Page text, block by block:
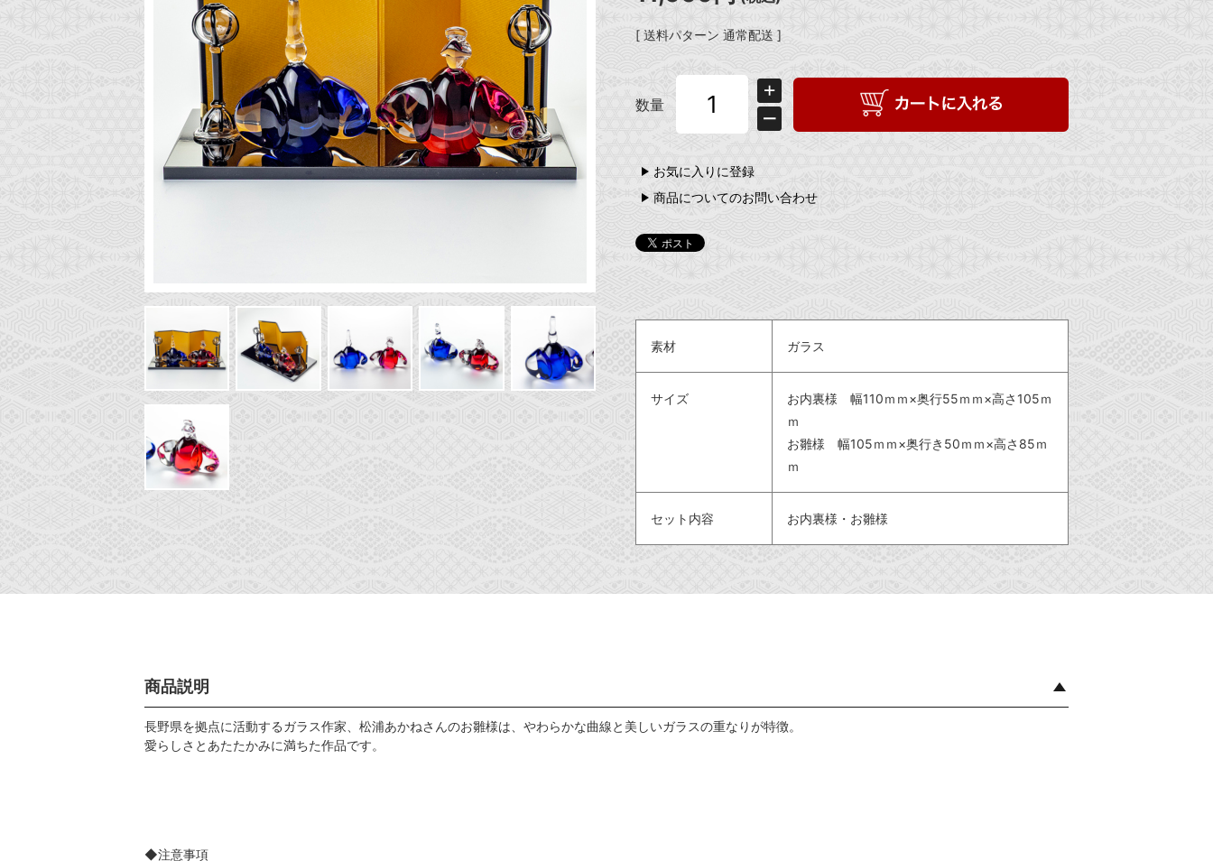
[ 送料パターン 通常配送 ]
数量
お気に入りに登録
商品についてのお問い合わせ
素材 ガラス
サイズ
お内裏様 幅110ｍｍ×奥行55ｍｍ×高さ105ｍ
ｍ
お雛様 幅105ｍｍ×奥行き50ｍｍ×高さ85ｍ
ｍ
セット内容 お内裏様・お雛様
商品説明
長野県を拠点に活動するガラス作家、松浦あかねさんのお雛様は、やわらかな曲線と美しいガラスの重なりが特徴。
愛らしさとあたたかみに満ちた作品です。
◆注意事項